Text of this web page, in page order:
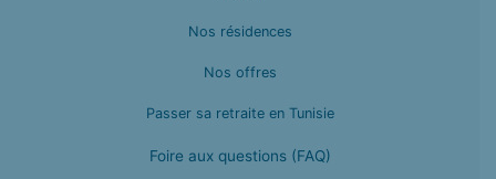
Nos résidences
Nos offres
Passer sa retraite en Tunisie
Foire aux questions (FAQ)